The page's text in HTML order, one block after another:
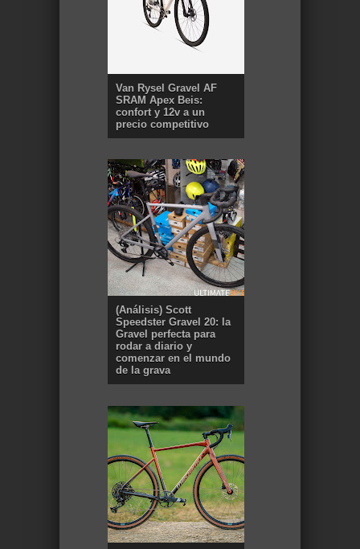
Van Rysel Gravel AF
SRAM Apex Beis:
confort y 12v a un
precio competitivo
(Análisis) Scott
Speedster Gravel 20: la
Gravel perfecta para
rodar a diario y
comenzar en el mundo
de la grava